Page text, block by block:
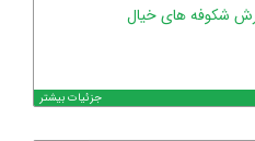
شکوفه های خیال
جزئیات بیشتر